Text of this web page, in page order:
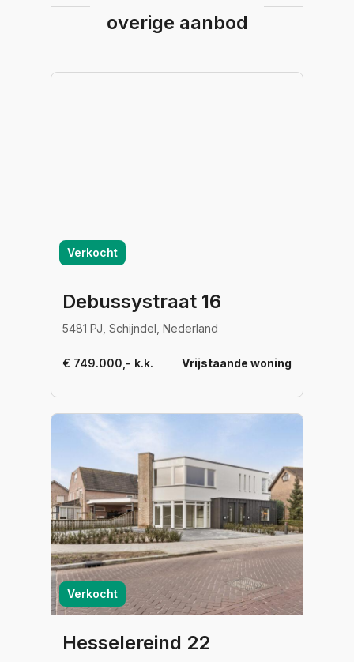
overige aanbod
Verkocht
Debussystraat 16
5481 PJ, Schijndel, Nederland
€ 749.000,- k.k. Vrijstaande woning
Verkocht
Hesselereind 22